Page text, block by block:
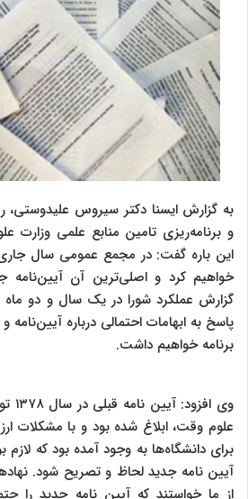
به گزارش ایسنا دکتر سیروس
و برنامه‌ریزی تامین منابع علمی وزارت
این باره گفت: در مجمع عمومی سال
خواهیم کرد و اصلی‌ترین آن
گزارش عملکرد شورا در یک سال و دو ماه
پاسخ به ابهامات احتمالی درباره آیین‌نامه
برنامه خواهیم داشت.
وی
علوم وقت، ابلاغ شده بود و با مشکلات
برای دانشگاه‌ها به وجود آمده بود که
آیین نامه جدید لحاظ و تصریح شود.
از ما خواستند که آیین نامه جدید را